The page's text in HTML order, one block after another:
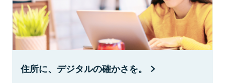
住所に、デジタルの確かさを。